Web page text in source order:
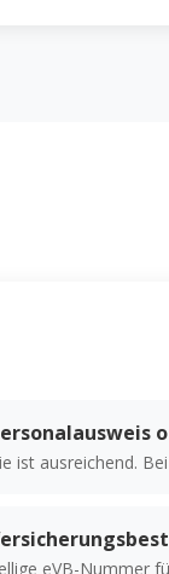
ist ausreichend.
eVB-Nummer